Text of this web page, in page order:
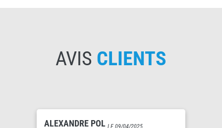
AVIS CLIENTS
ALEXANDRE POL LE 09/04/2025